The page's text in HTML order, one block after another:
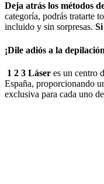
Deja atrás los métodos
categoría, podrás tratarte
incluido y sin sorpresas.
¡Dile adiós a la
1 2 3 Láser es un centro
España, proporcionando
exclusiva para cada uno